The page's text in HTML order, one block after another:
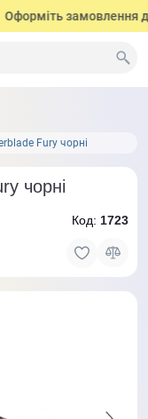
замовлення до
Fury чорні
чорні
Код: 1723